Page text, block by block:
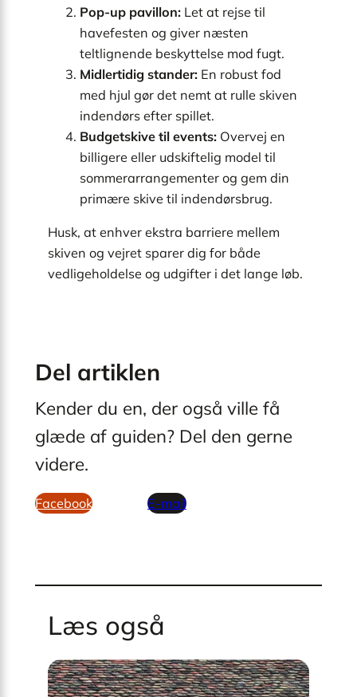
Pop-up pavillon: Let at rejse til
havefesten og giver næsten
teltlignende beskyttelse mod fugt.
Midlertidig stander: En robust fod
med hjul gør det nemt at rulle skiven
indendørs efter spillet.
Budgetskive til events: Overvej en
billigere eller udskiftelig model til
sommerarrangementer og gem din
primære skive til indendørsbrug.
Husk, at enhver ekstra barriere mellem
skiven og vejret sparer dig for både
vedligeholdelse og udgifter i det lange løb.
Del artiklen
Kender du en, der også ville få
glæde af guiden? Del den gerne
videre.
Facebook E-mail
Læs også